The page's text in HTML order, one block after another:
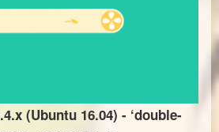
(Ubuntu 16.04) - ‘double-